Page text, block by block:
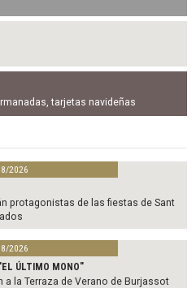
,tarjetas navideñas
2026
protagonistas de las fiestas de Sant
2026
ÚLTIMO MONO"
a la Terraza de Verano de Burjassot